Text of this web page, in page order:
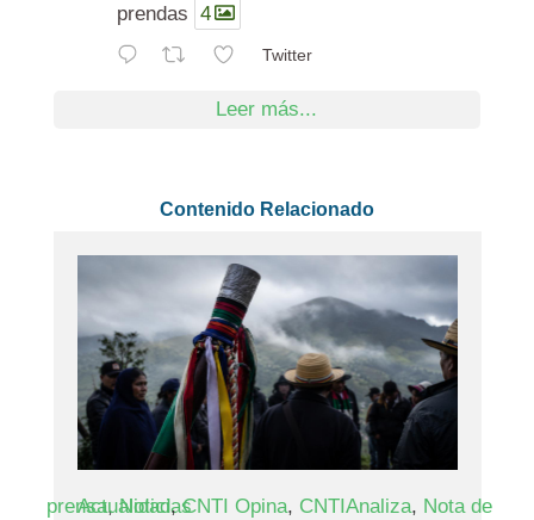
prendas 4
Twitter
Leer más...
Contenido Relacionado
de prensa,Noticias
Actualidad,CNTI Opina,CNTIAnaliza,Nota de